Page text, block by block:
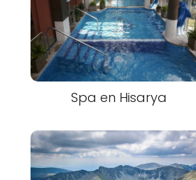
Spa en Hisarya